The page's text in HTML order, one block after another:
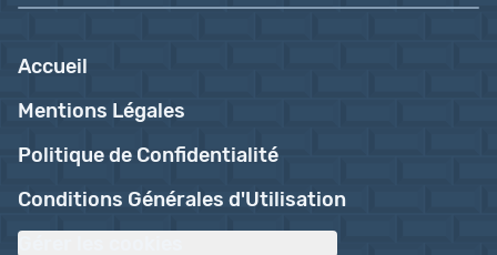
Accueil
Mentions Légales
Politique de Confidentialité
Conditions Générales d'Utilisation